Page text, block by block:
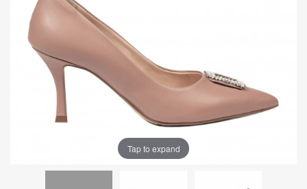
Tap to expand